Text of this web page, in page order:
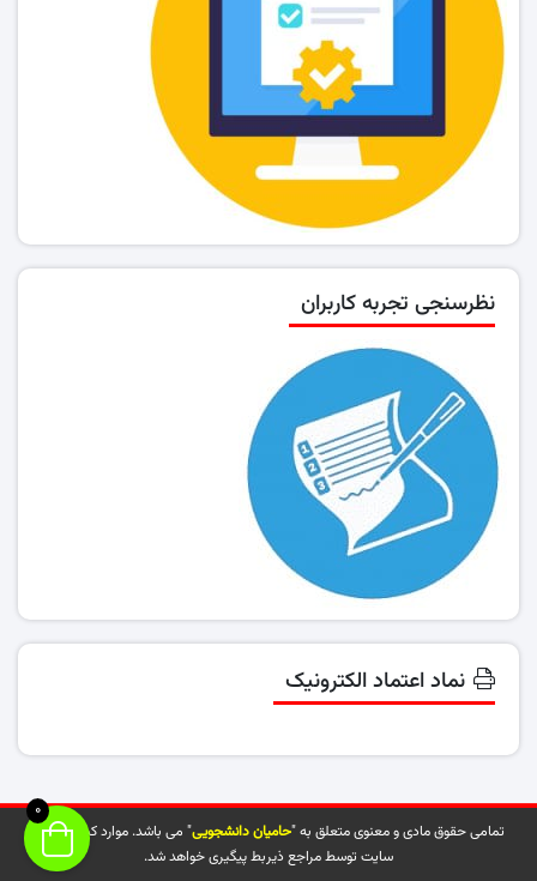
نظرسنجی تجربه کاربران
نماد اعتماد الکترونیک
تمامی حقوق مادی و معنوی متعلق به "حامیان دانشجویی" می باشد. موارد کپی شده از
سایت توسط مراجع ذیربط پیگیری خواهد شد.
0